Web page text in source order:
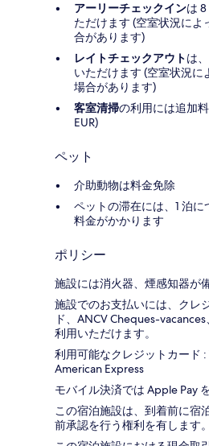
アーリーチェックインは
ただけます (空室状況に
合があります)
レイトチェックアウトは
いただけます (空室状況
場合があります)
客室清掃の利用には追加
EUR)
ペット
介助動物は料金免除
ペットの滞在には、1 泊に
料金がかかります
ポリシー
施設には消火器、煙感知器が
施設でのお支払いには、クレ
ド、ANCV Cheques-
利用いただけます。
利用可能なクレジットカード :
American Express
モバイル決済では Apple Pay
この宿泊施設は、到着前に宿
前承認を行う権利を有します。